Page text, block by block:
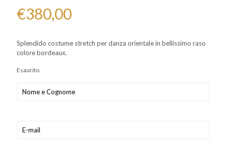
€380,00
Splendido costume stretch per danza orientale in bellissimo raso
colore bordeaux.
Esaurito